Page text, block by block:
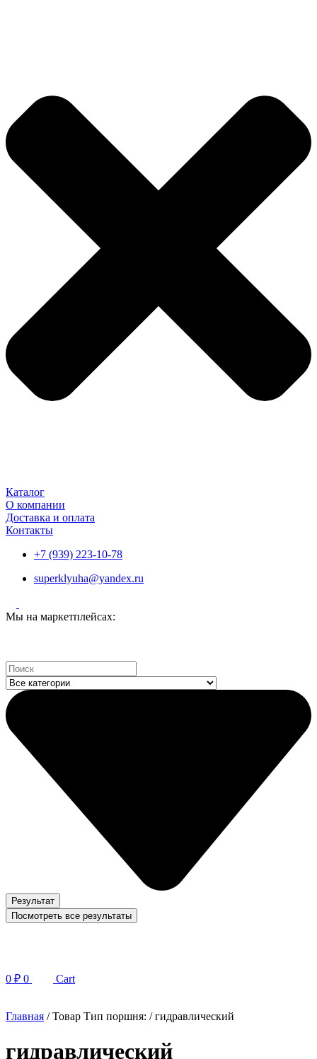
Каталог
О компании
Доставка и оплата
Контакты
+7 (939) 223-10-78
superklyuha@yandex.ru
Мы на маркетплейсах:
Search
...
Результат
Посмотреть все результаты
0 ₽ 0 Cart
Главная / Товар Тип поршня: / гидравлический
гидравлический